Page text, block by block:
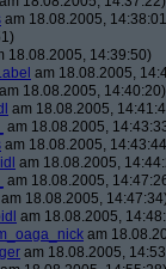
am 18.08.2005,
18.08.2005, 14:39:50)
am 18.08.2005,
am 18.08.2005, 14:40:20)
am 18.08.2005,
am 18.08.2005,
am 18.08.2005,
am 18.08.2005,
am 18.08.2005,
am 18.08.2005,
am 18.08.2005,
am
am 18.08.2005,